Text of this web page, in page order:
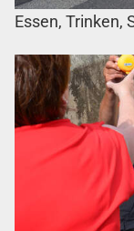
Essen, Trinken,